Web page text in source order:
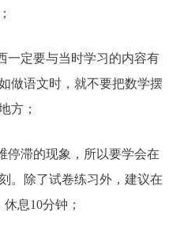
一定要与当时学习的内容有
做语文时，就不要把数学摆
方；
停滞的现象，所以要学会在
。除了试卷练习外，建议在
息10分钟；